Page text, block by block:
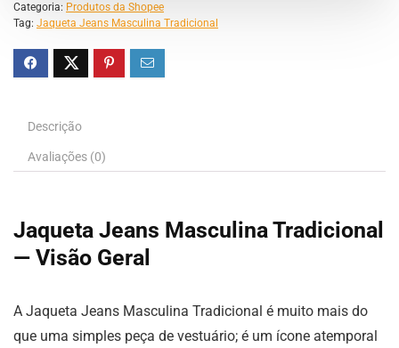
Categoria: Produtos da Shopee
Tag: Jaqueta Jeans Masculina Tradicional
Descrição
Avaliações (0)
Jaqueta Jeans Masculina Tradicional
— Visão Geral
A Jaqueta Jeans Masculina Tradicional é muito mais do
que uma simples peça de vestuário; é um ícone atemporal